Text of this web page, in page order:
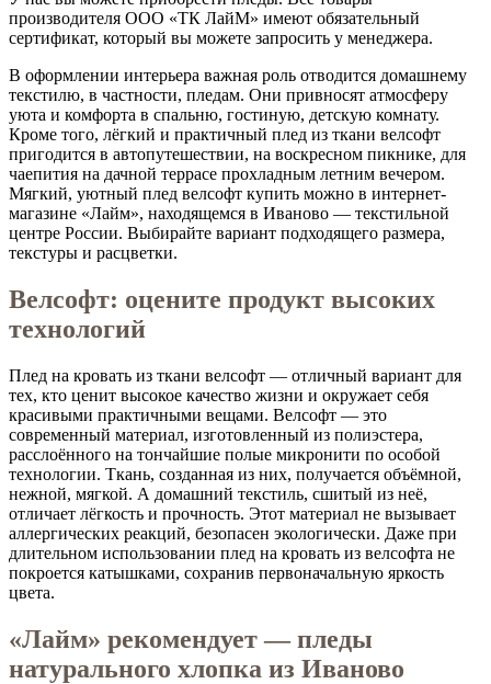
производителя ООО «ТК ЛайМ» имеют обязательный
сертификат, который вы можете запросить у менеджера.
В оформлении интерьера важная роль отводится домашнему
текстилю, в частности, пледам. Они привносят атмосферу
уюта и комфорта в спальню, гостиную, детскую комнату.
Кроме того, лёгкий и практичный плед из ткани велсофт
пригодится в автопутешествии, на воскресном пикнике, для
чаепития на дачной террасе прохладным летним вечером.
Мягкий, уютный плед велсофт купить можно в интернет-
магазине «Лайм», находящемся в Иваново — текстильной
центре России. Выбирайте вариант подходящего размера,
текстуры и расцветки.
Велсофт: оцените продукт высоких
технологий
Плед на кровать из ткани велсофт — отличный вариант для
тех, кто ценит высокое качество жизни и окружает себя
красивыми практичными вещами. Велсофт — это
современный материал, изготовленный из полиэстера,
расслоённого на тончайшие полые микронити по особой
технологии. Ткань, созданная из них, получается объёмной,
нежной, мягкой. А домашний текстиль, сшитый из неё,
отличает лёгкость и прочность. Этот материал не вызывает
аллергических реакций, безопасен экологически. Даже при
длительном использовании плед на кровать из велсофта не
покроется катышками, сохранив первоначальную яркость
цвета.
«Лайм» рекомендует — пледы
натурального хлопка из Иваново